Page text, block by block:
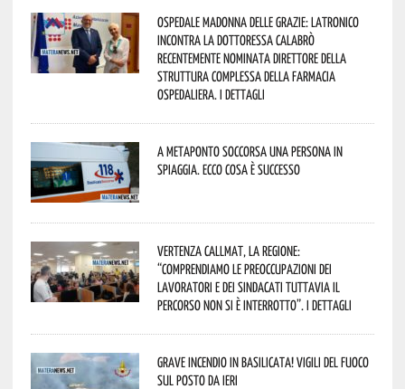
Ospedale Madonna delle Grazie: Latronico
incontra la dottoressa Calabrò
recentemente nominata Direttore della
Struttura Complessa della Farmacia
Ospedaliera. I dettagli
A Metaponto soccorsa una persona in
spiaggia. Ecco cosa è successo
Vertenza CallMat, la Regione:
“comprendiamo le preoccupazioni dei
lavoratori e dei sindacati tuttavia il
percorso non si è interrotto”. I dettagli
Grave incendio in Basilicata! Vigili del fuoco
sul posto da ieri